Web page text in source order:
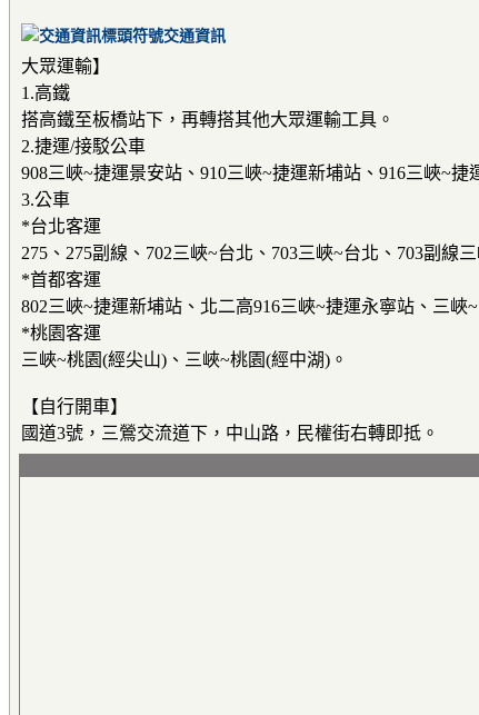
交通資訊
大眾運輸】
1.高鐵
搭高鐵至板橋站下，再轉搭其他大眾運輸工具。
2.捷運/接駁公車
908三峽~捷運景安站、910三峽~捷運新埔站、916三峽~
3.公車
*台北客運
275、275副線、702三峽~台北、703三峽~台北、703副線
*首都客運
802三峽~捷運新埔站、北二高916三峽~捷運永寧站、三峽
*桃園客運
三峽~桃園(經尖山)、三峽~桃園(經中湖)。
【自行開車】
國道3號，三鶯交流道下，中山路，民權街右轉即抵。